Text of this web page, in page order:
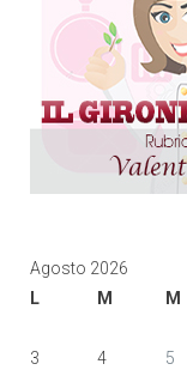
Agosto 2026
L
M M
3
4 5